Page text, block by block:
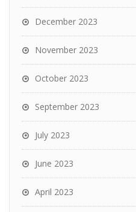
December 2023
November 2023
October 2023
September 2023
July 2023
June 2023
April 2023